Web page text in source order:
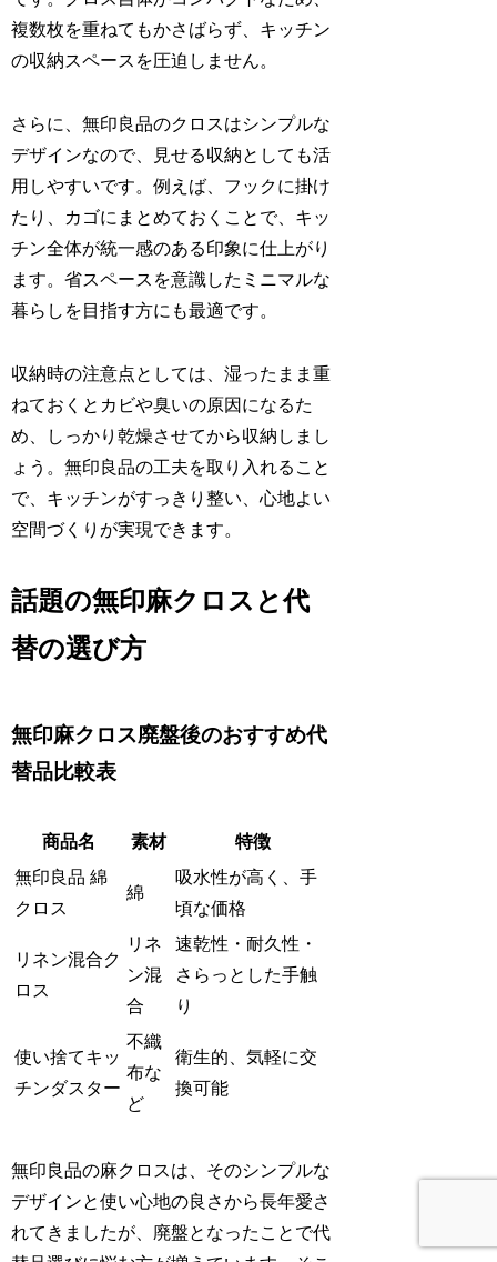
複数枚を重ねてもかさばらず、キッチン
の収納スペースを圧迫しません。
さらに、無印良品のクロスはシンプルな
デザインなので、見せる収納としても活
用しやすいです。例えば、フックに掛け
たり、カゴにまとめておくことで、キッ
チン全体が統一感のある印象に仕上がり
ます。省スペースを意識したミニマルな
暮らしを目指す方にも最適です。
収納時の注意点としては、湿ったまま重
ねておくとカビや臭いの原因になるた
め、しっかり乾燥させてから収納しまし
ょう。無印良品の工夫を取り入れること
で、キッチンがすっきり整い、心地よい
空間づくりが実現できます。
話題の無印麻クロスと代
替の選び方
無印麻クロス廃盤後のおすすめ代
替品比較表
商品名 素材
特徴
無印良品 綿
クロス
綿
吸水性が高く、手
頃な価格
リネン混合ク
ロス
リネ
ン混
合
速乾性・耐久性・
さらっとした手触
り
使い捨てキッ
チンダスター
不織
布な
ど
衛生的、気軽に交
換可能
無印良品の麻クロスは、そのシンプルな
デザインと使い心地の良さから長年愛さ
れてきましたが、廃盤となったことで代